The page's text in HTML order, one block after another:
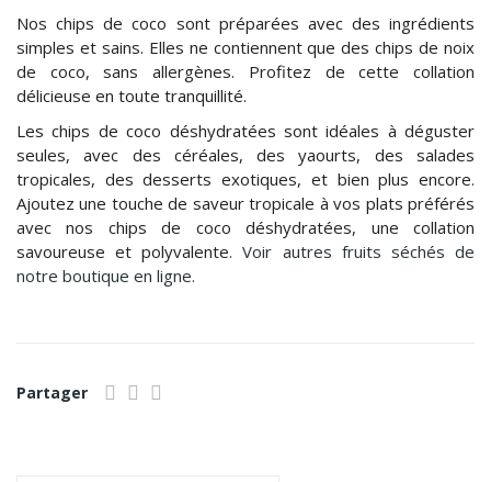
Nos chips de coco sont préparées avec des ingrédients
simples et sains. Elles ne contiennent que des chips de noix
de coco, sans allergènes. Profitez de cette collation
délicieuse en toute tranquillité.
Les chips de coco déshydratées sont idéales à déguster
seules, avec des céréales, des yaourts, des salades
tropicales, des desserts exotiques, et bien plus encore.
Ajoutez une touche de saveur tropicale à vos plats préférés
avec nos chips de coco déshydratées, une collation
savoureuse et polyvalente.Voir autres fruits séchés de
notre boutique en ligne.
Partager